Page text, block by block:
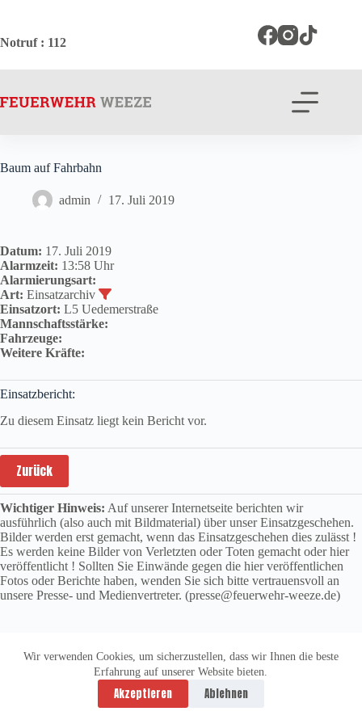
springen
Wir verwenden Cookies, um sicherzustellen, dass wir Ihnen die beste
Erfahrung auf unserer Website bieten.
Akzeptieren Ablehnen
Notruf: 112
Baum auf Fahrbahn
admin 17. Juli 2019
Datum: 17. Juli 2019
Alarmzeit: 13:58 Uhr
Alarmierungsart:
Art: Einsatzarchiv
Einsatzort: L5 Uedemerstraße
Mannschaftsstärke:
Fahrzeuge:
Weitere Kräfte:
Einsatzbericht:
Zu diesem Einsatz liegt kein Bericht vor.
Zurück
Wichtiger Hinweis: Auf unserer Internetseite berichten wir
ausführlich (also auch mit Bildmaterial) über unser Einsatzgeschehen.
Bilder werden erst gemacht, wenn das Einsatzgeschehen dies zulässt !
Es werden keine Bilder von Verletzten oder Toten gemacht oder hier
veröffentlicht ! Sollten Sie Einwände gegen die hier veröffentlichen
Fotos oder Berichte haben, wenden Sie sich bitte vertrauensvoll an
unsere Presse- und Medienvertreter. (presse@feuerwehr-weeze.de)
Datenschutzerklärung
Impressum
Copyright © 2026 -
vitolution